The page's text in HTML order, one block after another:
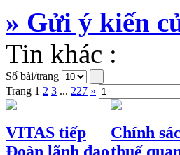
» Gửi ý kiến
Tin khác :
Số bài/trang
Trang 1 2 3 ... 227 »
VITAS tiếp
Chính